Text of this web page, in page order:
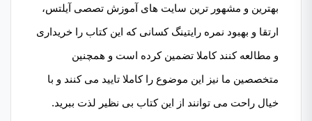
بهترین و مشهور ترین سایت های آموزش تصصی آیلتس،
ارتقا و بهبود نمره رایتینگ کسانی که این کتاب را خریداری
و مطالعه کنند کاملا تضمین کرده است و همچنین
متخصصین ما نیز این موضوع را کاملا تایید می کنند و با
خیال راحت می توانند از این کتاب بی نظیر لذت ببرید.